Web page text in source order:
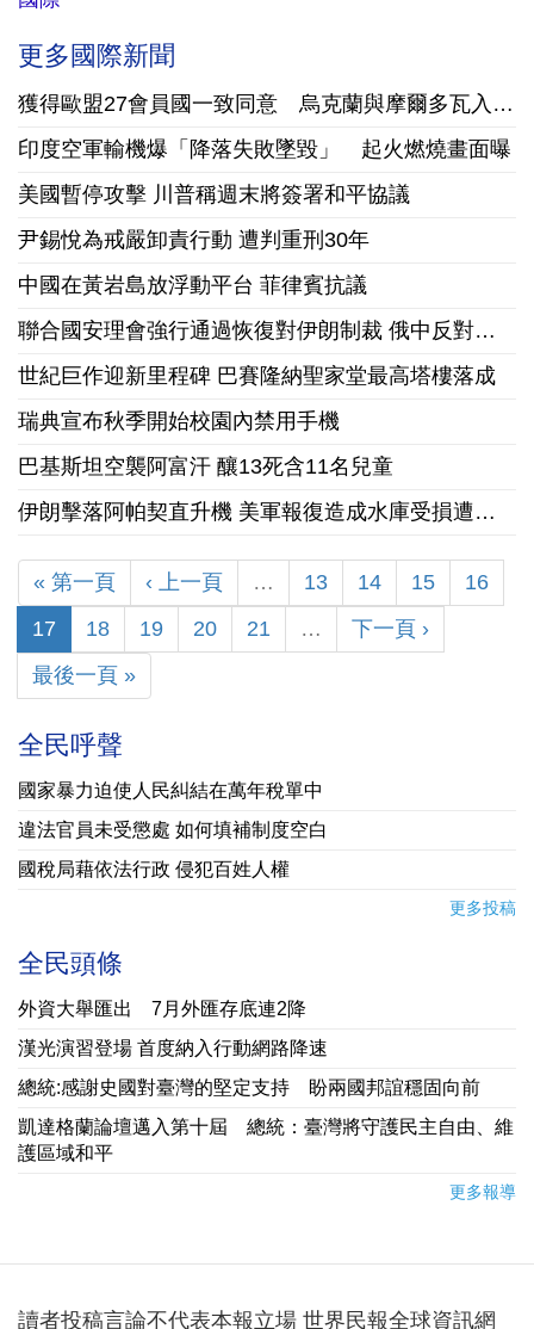
更多國際新聞
獲得歐盟27會員國一致同意 烏克蘭與摩爾多瓦入會程序正式啟動
印度空軍輸機爆「降落失敗墜毀」 起火燃燒畫面曝
美國暫停攻擊 川普稱週末將簽署和平協議
尹錫悅為戒嚴卸責行動 遭判重刑30年
中國在黃岩島放浮動平台 菲律賓抗議
聯合國安理會強行通過恢復對伊朗制裁 俄中反對卻無法否決程序性事項
世紀巨作迎新里程碑 巴賽隆納聖家堂最高塔樓落成
瑞典宣布秋季開始校園內禁用手機
巴基斯坦空襲阿富汗 釀13死含11名兒童
伊朗擊落阿帕契直升機 美軍報復造成水庫受損遭控戰爭罪
« 第一頁 ‹ 上一頁 … 13 14 15
16
17
18 19 20 21 …
下一頁 ›
最後一頁 »
全民呼聲
國家暴力迫使人民糾結在萬年稅單中
違法官員未受懲處 如何填補制度空白
國稅局藉依法行政 侵犯百姓人權
更多投稿
全民頭條
外資大舉匯出 7月外匯存底連2降
漢光演習登場 首度納入行動網路降速
總統:感謝史國對臺灣的堅定支持 盼兩國邦誼穩固向前
凱達格蘭論壇邁入第十屆 總統：臺灣將守護民主自由、維
護區域和平
更多報導
讀者投稿言論不代表本報立場 世界民報全球資訊網